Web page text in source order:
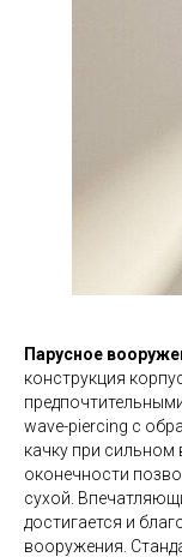
Парусное
конструкция
wave-piercing с
качку при сильном
оконечности
сухой.
достигается и
вооружения.